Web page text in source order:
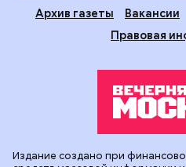
Архив газеты
Вакансии
Правовая
Издание создано при